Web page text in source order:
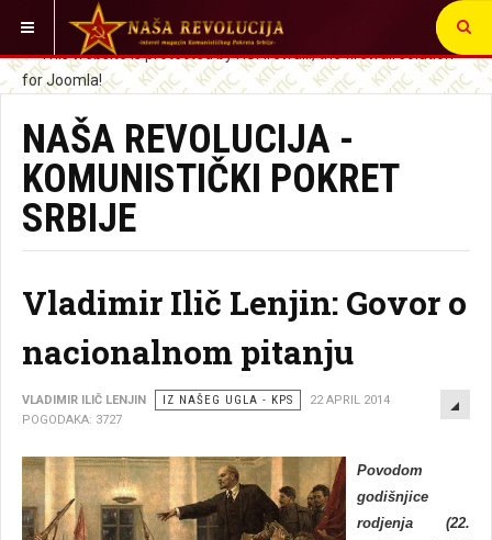
VI STE OVDE:
NAŠA REVOLUCIJA -
KOMUNISTIČKI POKRET
SRBIJE
Vladimir Ilič Lenjin: Govor o
nacionalnom pitanju
VLADIMIR ILIČ LENJIN IZ NAŠEG UGLA - KPS
22 APRIL 2014
POGODAKA: 3727
Povodom
godišnjice
rodjenja (22.